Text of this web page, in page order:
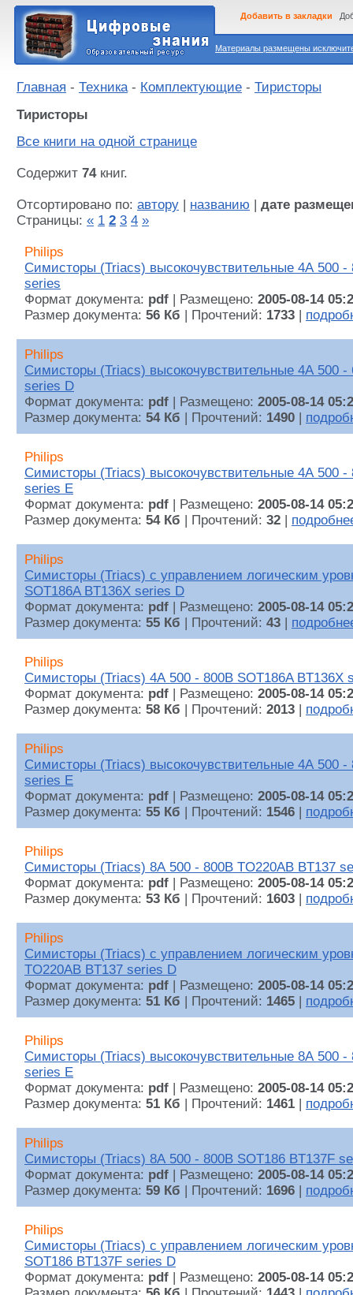
Материалы размещены
Добавить в закладки
Главная - Техника- Комплектующие - Тиристоры
Тиристоры
Все книги на одной странице
Содержит 74книг.
Отсортировано по: автору названию
дате
Страницы: « 1 2 3 4 »
Philips
Симисторы (Triacs) высокочувствительные 4А 500 -
series
Формат документа: pdf | Размещено: 2005-08-14
Размер документа: 56 Кб | Прочтений: 1733
Philips
Симисторы (Triacs) высокочувствительные 4А 500 -
series D
Формат документа: pdf | Размещено: 2005-08-14
Размер документа: 54 Кб | Прочтений: 1490
Philips
Симисторы (Triacs) высокочувствительные 4А 500 -
series E
Формат документа: pdf | Размещено: 2005-08-14
Размер документа: 54 Кб | Прочтений: 32
Philips
Симисторы (Triacs) с управлением логическим
SOT186A BT136X series D
Формат документа: pdf | Размещено: 2005-08-14
Размер документа: 55 Кб | Прочтений: 43
Philips
Симисторы (Triacs) 4А 500 - 800В SOT186A BT136X
Формат документа: pdf | Размещено: 2005-08-14
Размер документа: 58 Кб | Прочтений: 2013
Philips
Симисторы (Triacs) высокочувствительные 4А 500 -
series E
Формат документа: pdf | Размещено: 2005-08-14
Размер документа: 55 Кб | Прочтений: 1546
Philips
Симисторы (Triacs) 8А 500 - 800В TO220AB BT137
Формат документа: pdf | Размещено: 2005-08-14
Размер документа: 53 Кб | Прочтений: 1603
Philips
Симисторы (Triacs) с управлением логическим
TO220AB BT137 series D
Формат документа: pdf | Размещено: 2005-08-14
Размер документа: 51 Кб | Прочтений: 1465
Philips
Симисторы (Triacs) высокочувствительные 8А 500 -
series E
Формат документа: pdf | Размещено: 2005-08-14
Размер документа: 51 Кб | Прочтений: 1461
Philips
Симисторы (Triacs) 8А 500 - 800В SOT186 BT137F
Формат документа: pdf | Размещено: 2005-08-14
Размер документа: 59 Кб | Прочтений: 1696
Philips
Симисторы (Triacs) с управлением логическим
SOT186 BT137F series D
Формат документа: pdf | Размещено: 2005-08-14